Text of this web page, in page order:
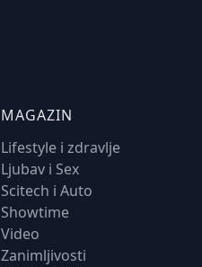
MAGAZIN
Lifestyle i zdravlje
Ljubav i Sex
Scitech i Auto
Showtime
Video
Zanimljivosti